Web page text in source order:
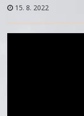
15. 8. 2022